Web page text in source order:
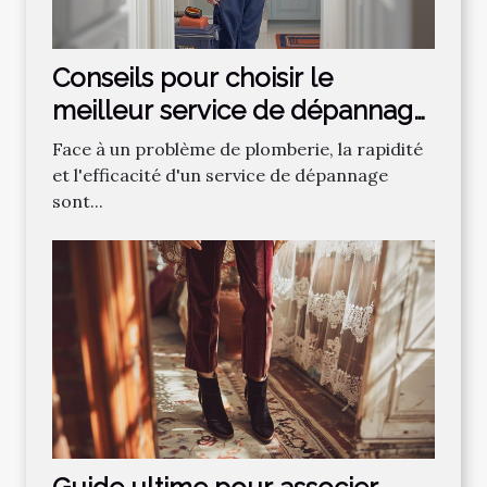
Conseils pour choisir le
meilleur service de dépannage
plomberie
Face à un problème de plomberie, la rapidité
et l'efficacité d'un service de dépannage
sont...